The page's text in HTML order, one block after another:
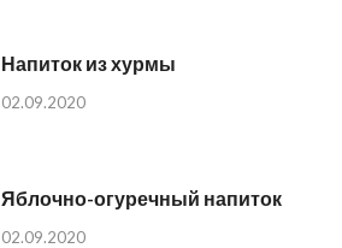
Напиток из хурмы
02.09.2020
Яблочно-огуречный напиток
02.09.2020